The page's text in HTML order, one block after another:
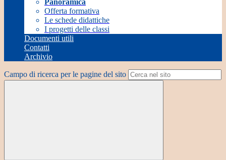
Panoramica
Offerta formativa
Le schede didattiche
I progetti delle classi
Documenti utili
Contatti
Archivio
Campo di ricerca per le pagine del sito